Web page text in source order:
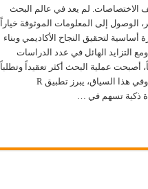
الاختصاصات. لم يعد في عالم البحث
الوصول إلى المعلومات الموثوقة خياراً
أساسية لتحقيق النجاح الأكاديمي وبناء
التزايد الهائل في عدد الدراسات
أصبحت عملية البحث أكثر تعقيداً وتطلباً
للوقت والجهد. وفي هذا السياق، يبرز تطبيق R